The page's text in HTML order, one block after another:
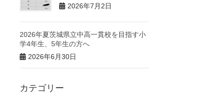
2026年7月2日
2026年夏茨城県立中高一貫校を目指す小
学4年生、5年生の方へ
2026年6月30日
カテゴリー